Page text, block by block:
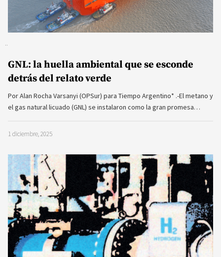
GNL: la huella ambiental que se esconde
detrás del relato verde
Por Alan Rocha Varsanyi (OPSur) para Tiempo Argentino* .-El metano y
el gas natural licuado (GNL) se instalaron como la gran promesa…
1 diciembre, 2025